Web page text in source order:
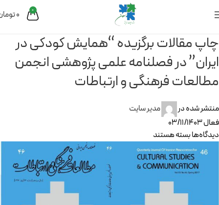
0
0
چاپ مقالات برگزیده “همایش کودکی در
ایران” در فصلنامه علمی پژوهشی انجمن
مطالعات فرهنگی و ارتباطات
منتشر شده در
مدیر سایت
فعال 03/11/1403
دیدگاه‌هابسته هستند